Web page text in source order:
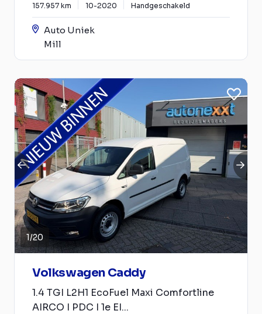
157.957 km 10-2020 Handgeschakeld
Auto Uniek
Mill
1/20
Volkswagen Caddy
1.4 TGI L2H1 EcoFuel Maxi Comfortline
AIRCO I PDC I 1e EI...